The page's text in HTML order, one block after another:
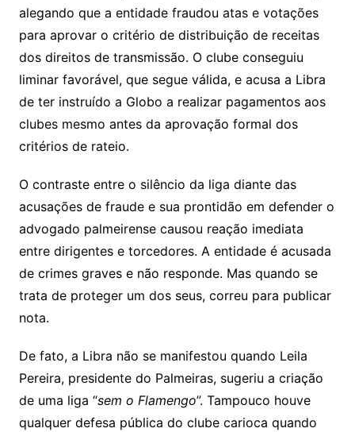
alegando que a entidade fraudou atas e votações
para aprovar o critério de distribuição de receitas
dos direitos de transmissão. O clube conseguiu
liminar favorável, que segue válida, e acusa a Libra
de ter instruído a Globo a realizar pagamentos aos
clubes mesmo antes da aprovação formal dos
critérios de rateio.
O contraste entre o silêncio da liga diante das
acusações de fraude e sua prontidão em defender o
advogado palmeirense causou reação imediata
entre dirigentes e torcedores. A entidade é acusada
de crimes graves e não responde. Mas quando se
trata de proteger um dos seus, correu para publicar
nota.
De fato, a Libra não se manifestou quando Leila
Pereira, presidente do Palmeiras, sugeriu a criação
de uma liga “sem o Flamengo”. Tampouco houve
qualquer defesa pública do clube carioca quando